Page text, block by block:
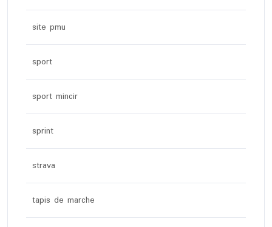
site pmu
sport
sport mincir
sprint
strava
tapis de marche